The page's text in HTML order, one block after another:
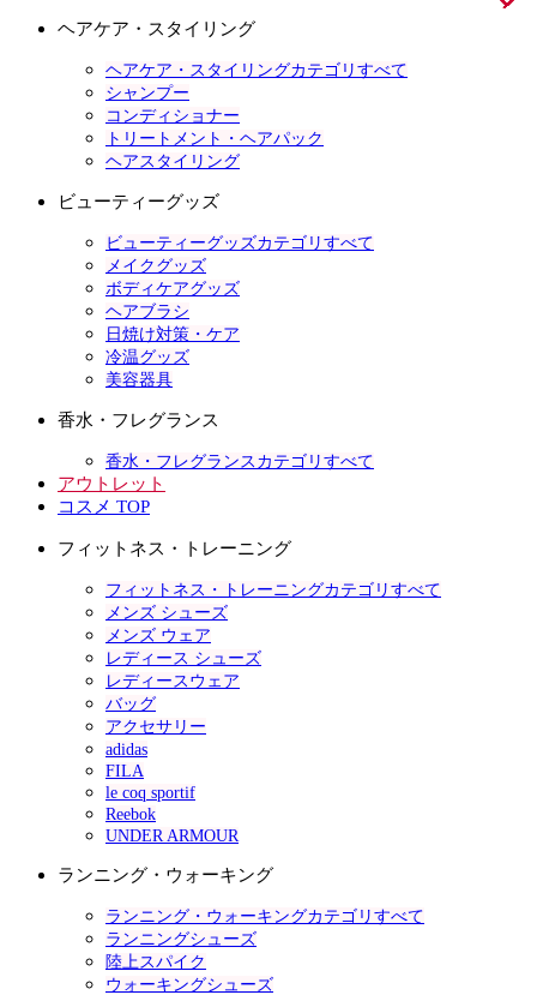
ヘアケア・スタイリング
ヘアケア・スタイリングカテゴリすべて
シャンプー
コンディショナー
トリートメント・ヘアパック
ヘアスタイリング
ビューティーグッズ
ビューティーグッズカテゴリすべて
メイクグッズ
ボディケアグッズ
ヘアブラシ
日焼け対策・ケア
冷温グッズ
美容器具
香水・フレグランス
香水・フレグランスカテゴリすべて
アウトレット
コスメ TOP
フィットネス・トレーニング
フィットネス・トレーニングカテゴリすべて
メンズ シューズ
メンズ ウェア
レディース シューズ
レディースウェア
バッグ
アクセサリー
adidas
FILA
le coq sportif
Reebok
UNDER ARMOUR
ランニング・ウォーキング
ランニング・ウォーキングカテゴリすべて
ランニングシューズ
陸上スパイク
ウォーキングシューズ